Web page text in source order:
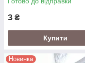
3 ₴
Купити
Новинка